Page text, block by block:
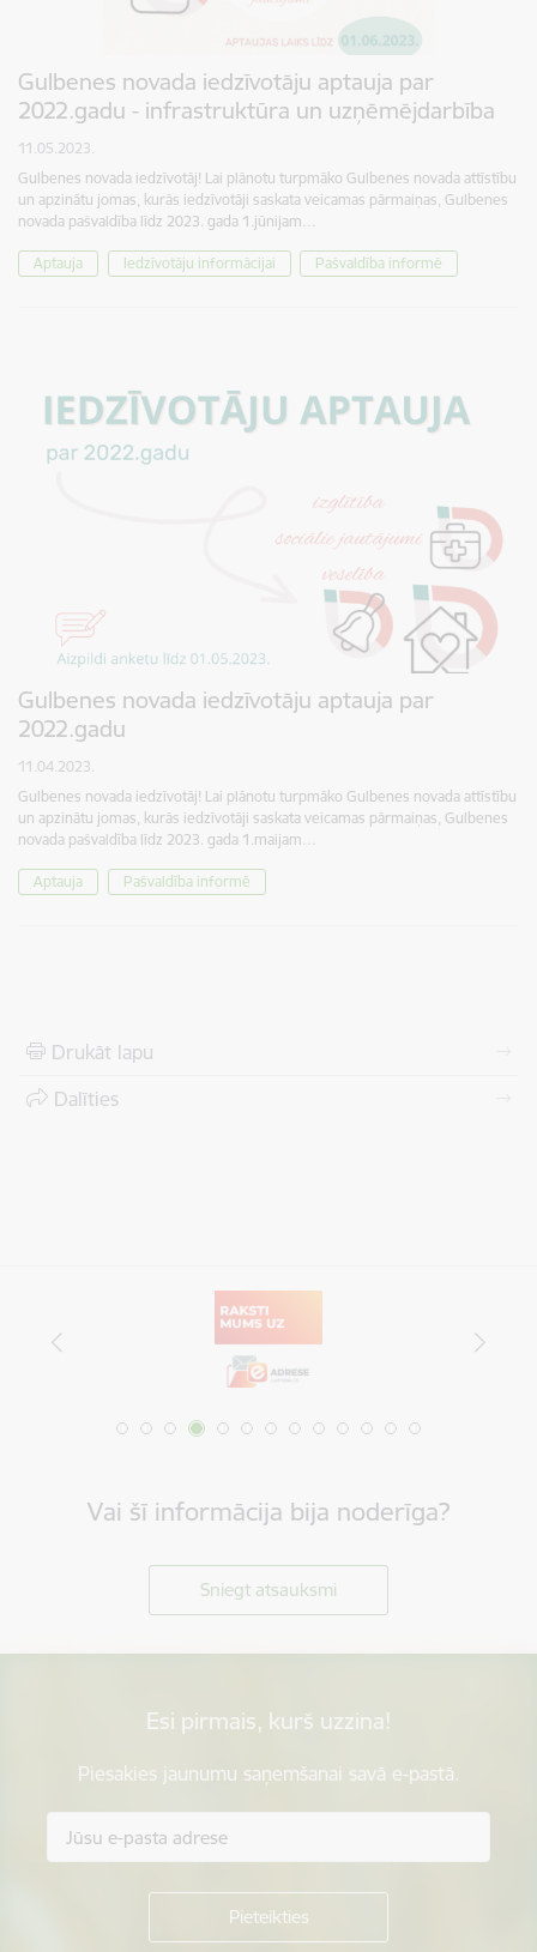
Gulbenes novada iedzīvotāju aptauja par
2022.gadu - infrastruktūra un uzņēmējdarbība
11.05.2023.
Gulbenes novada iedzīvotāj! Lai plānotu turpmāko Gulbenes novada attīstību
un apzinātu jomas, kurās iedzīvotāji saskata veicamas pārmaiņas, Gulbenes
novada pašvaldība līdz 2023. gada 1.jūnijam…
Aptauja Iedzīvotāju informācijai Pašvaldība informē
Gulbenes novada iedzīvotāju aptauja par
2022.gadu
11.04.2023.
Gulbenes novada iedzīvotāj! Lai plānotu turpmāko Gulbenes novada attīstību
un apzinātu jomas, kurās iedzīvotāji saskata veicamas pārmaiņas, Gulbenes
novada pašvaldība līdz 2023. gada 1.maijam…
Aptauja Pašvaldība informē
Drukāt lapu
Dalīties
Vai šī informācija bija noderīga?
Sniegt atsauksmi
Esi pirmais, kurš uzzina!
Piesakies jaunumu saņemšanai savā e-pastā.